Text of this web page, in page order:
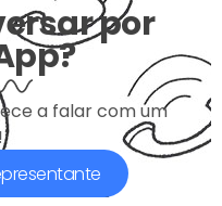
por
a falar com um